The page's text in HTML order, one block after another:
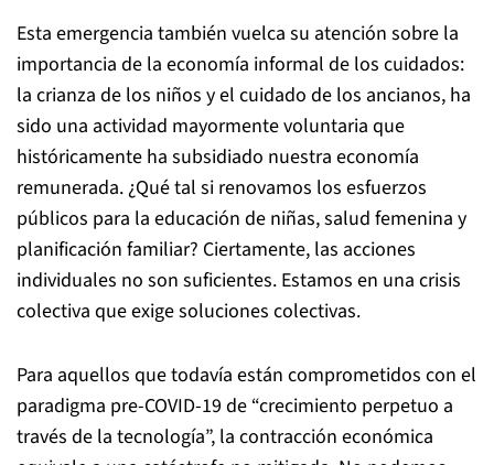
Esta emergencia también vuelca su atención sobre la
importancia de la economía informal de los cuidados:
la crianza de los niños y el cuidado de los ancianos, ha
sido una actividad mayormente voluntaria que
históricamente ha subsidiado nuestra economía
remunerada. ¿Qué tal si renovamos los esfuerzos
públicos para la educación de niñas, salud femenina y
planificación familiar? Ciertamente, las acciones
individuales no son suficientes. Estamos en una crisis
colectiva que exige soluciones colectivas.
Para aquellos que todavía están comprometidos con el
paradigma pre-COVID-19 de “crecimiento perpetuo a
través de la tecnología”, la contracción económica